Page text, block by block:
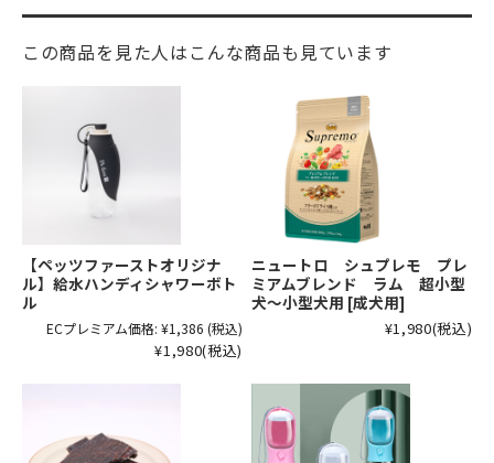
この商品を見た人はこんな商品も見ています
【ペッツファーストオリジナ
ル】給水ハンディシャワーボト
ル
ECプレミアム価格: ¥1,386 (税込)
¥1,980(税込)
ニュートロ シュプレモ プレ
ミアムブレンド ラム 超小型
犬～小型犬用 [成犬用]
¥1,980(税込)